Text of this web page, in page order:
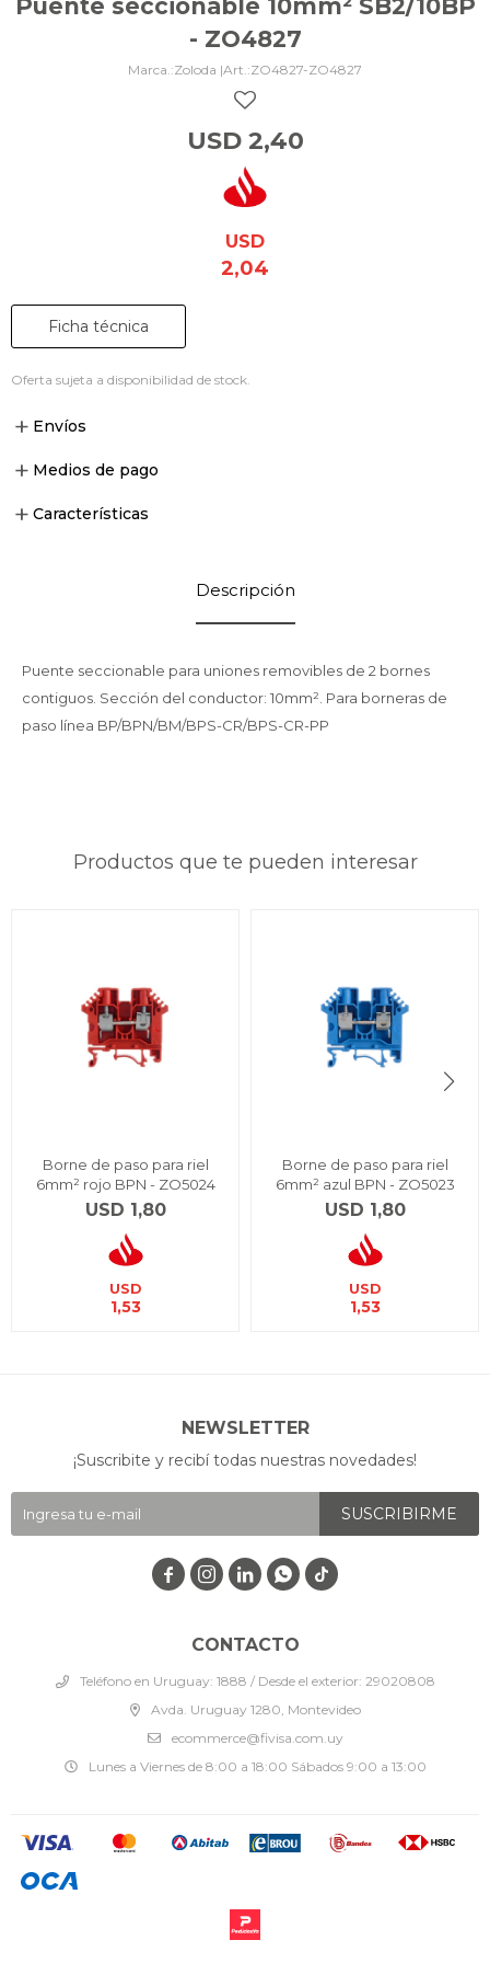
Puente seccionable 10mm² SB2/10BP
- ZO4827
Zoloda | ZO4827-ZO4827
USD 2,40
USD
2,04
Ficha técnica
Oferta sujeta a disponibilidad de stock.
Envíos
Medios de pago
Características
Descripción
Puente seccionable para uniones removibles de 2 bornes
contiguos. Sección del conductor: 10mm². Para borneras de
paso línea BP/BPN/BM/BPS-CR/BPS-CR-PP
Productos que te pueden interesar
Borne de paso para riel
6mm² rojo BPN - ZO5024
USD 1,80
USD
1,53
Borne de paso para riel
6mm² azul BPN - ZO5023
USD 1,80
USD
1,53
CONTACTO
Teléfono en Uruguay: 1888 / Desde el exterior: 29020808
Avda. Uruguay 1280, Montevideo
ecommerce@fivisa.com.uy
Lunes a Viernes de 8:00 a 18:00 Sábados 9:00 a 13:00
NEWSLETTER
¡Suscribite y recibí todas nuestras novedades!
SUSCRIBIRME
   